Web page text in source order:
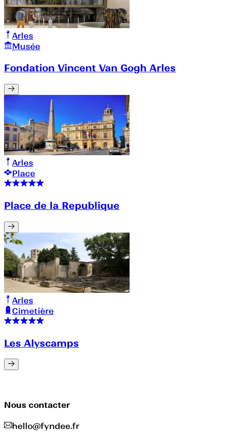
Arles
Musée
Fondation Vincent Van Gogh Arles
Arles
Place
Place de la Republique
Arles
Cimetière
Les Alyscamps
Nous contacter
hello@fyndee.fr